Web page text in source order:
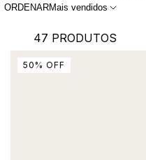
ORDENARMais vendidos
47 PRODUTOS
50 % OFF